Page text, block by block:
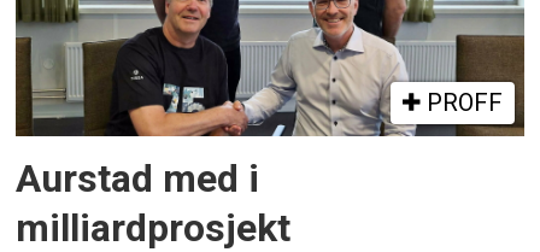
PROFF
Aurstad med i
milliardprosjekt